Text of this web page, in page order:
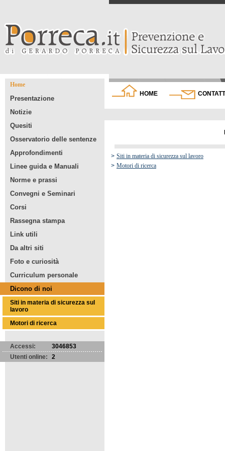
Home
Presentazione
Notizie
Quesiti
Osservatorio delle sentenze
Approfondimenti
Linee guida e Manuali
Norme e prassi
Convegni e Seminari
Corsi
Rassegna stampa
Link utili
Da altri siti
Foto e curiosità
Curriculum personale
Dicono di noi
Siti in materia di sicurezza sul
lavoro
Motori di ricerca
Accessi:
3046853
Utenti online:
2
HOME
> Siti in materia di sicurezza sul lavoro
> Motori di ricerca